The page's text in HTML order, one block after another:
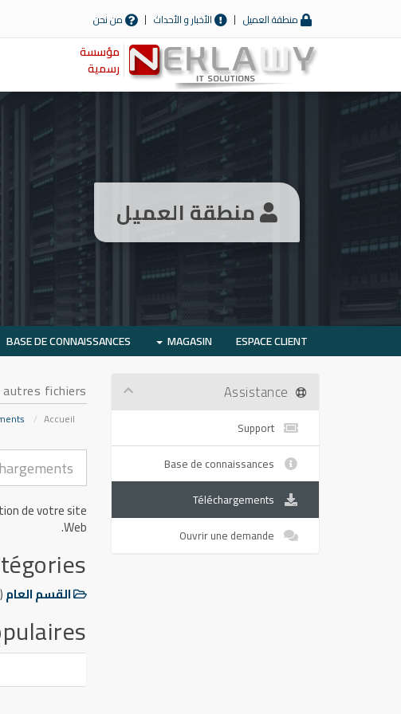
منطقة العميل الأخبار و الأحداث من نحن
مؤسسة
رسمية
منطقة العميل
ESPACE CLIENT
MAGASIN
BASE DE CONNAISSANCES
fichiers
Accueil
de votre site
Web.
القسم العام(0)
Support
Base de connaissances
Téléchargements
Ouvrir une demande